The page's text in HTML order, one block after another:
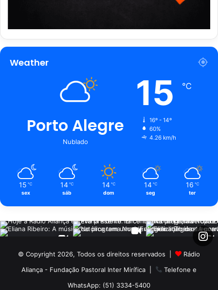
Weather
Porto Alegre
Nublado
15 ℃
16º - 14º
60%
4.26 km/h
15 ℃
sex
14 ℃
sáb
14 ℃
dom
14 ℃
seg
16 ℃
ter
© Copyright 2026, Todos os direitos reservados |
Rádio
Aliança - Fundação Pastoral Inter Mirífica|
Telefone e
WhatsApp: (51) 3334-5400